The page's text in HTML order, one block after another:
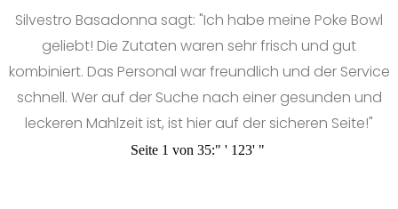
Silvestro Basadonna sagt: "Ich habe meine Poke Bowl
geliebt! Die Zutaten waren sehr frisch und gut
kombiniert. Das Personal war freundlich und der Service
schnell. Wer auf der Suche nach einer gesunden und
leckeren Mahlzeit ist, ist hier auf der sicheren Seite!"
Seite 1 von 35:" ' 1 23' "